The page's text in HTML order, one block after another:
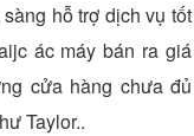
hỗ trợ dịch vụ tốt
ác máy bán ra giá
cửa hàng chưa đủ
Taylor..